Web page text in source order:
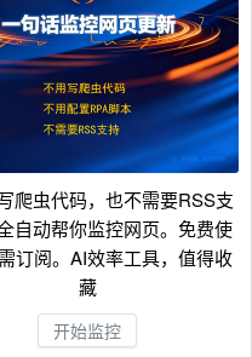
爬虫代码，也不需要RSS支
自动帮你监控网页。免费使
订阅。AI效率工具，值得收
藏
开始监控